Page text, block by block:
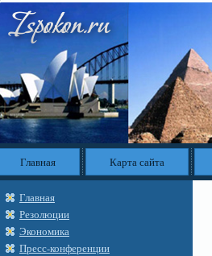
Главная Карта сайта
Главная
Резолюции
Экономика
Пресс-конференции